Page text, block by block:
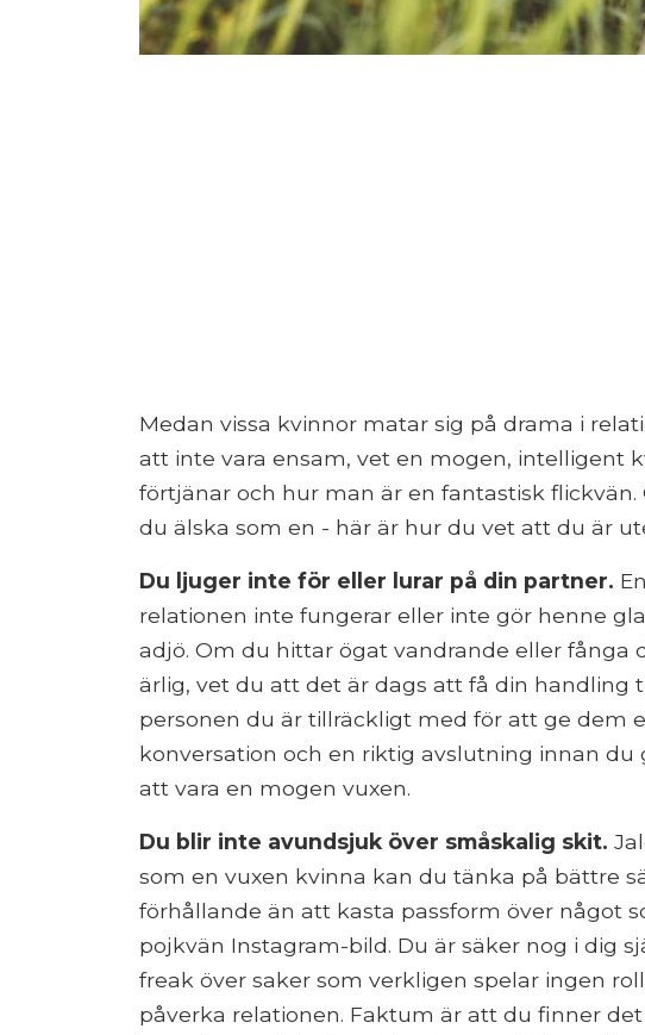
Medan vissa kvinnor matar sig på drama i
att inte vara ensam, vet en mogen, intelligent
förtjänar och hur man är en fantastisk
du älska som en - här är hur du vet att du är
Du ljuger inte för eller lurar på din partner.
relationen inte fungerar eller inte gör henne
adjö. Om du hittar ögat vandrande eller fånga
ärlig, vet du att det är dags att få din handling
personen du är tillräckligt med för att ge dem
konversation och en riktig avslutning innan du
att vara en mogen vuxen.
Du blir inte avundsjuk över småskalig skit.
som en vuxen kvinna kan du tänka på bättre
förhållande än att kasta passform över något
pojkvän Instagram-bild. Du är säker nog i dig
freak över saker som verkligen spelar ingen
påverka relationen. Faktum är att du finner